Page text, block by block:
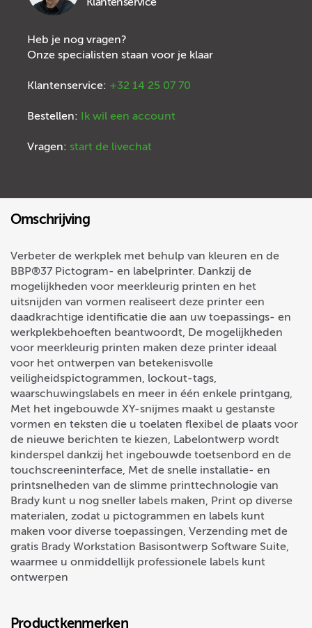
Heb je nog vragen?
Onze specialisten staan voor je klaar
Klantenservice: +32 14 25 07 70
Bestellen: Ik wil een account
Vragen: start de livechat
Omschrijving
Verbeter de werkplek met behulp van kleuren en de
BBP®37 Pictogram- en labelprinter. Dankzij de
mogelijkheden voor meerkleurig printen en het
uitsnijden van vormen realiseert deze printer een
daadkrachtige identificatie die aan uw toepassings- en
werkplekbehoeften beantwoordt, De mogelijkheden
voor meerkleurig printen maken deze printer ideaal
voor het ontwerpen van betekenisvolle
veiligheidspictogrammen, lockout-tags,
waarschuwingslabels en meer in één enkele printgang,
Met het ingebouwde XY-snijmes maakt u gestanste
vormen en teksten die u toelaten flexibel de plaats voor
de nieuwe berichten te kiezen, Labelontwerp wordt
kinderspel dankzij het ingebouwde toetsenbord en de
touchscreeninterface, Met de snelle installatie- en
printsnelheden van de slimme printtechnologie van
Brady kunt u nog sneller labels maken, Print op diverse
materialen, zodat u pictogrammen en labels kunt
maken voor diverse toepassingen, Verzending met de
gratis Brady Workstation Basisontwerp Software Suite,
waarmee u onmiddellijk professionele labels kunt
ontwerpen
Productkenmerken